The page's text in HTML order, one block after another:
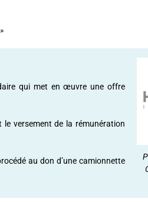
qui met en œuvre une offre
versement de la rémunération
au don d’une camionnette